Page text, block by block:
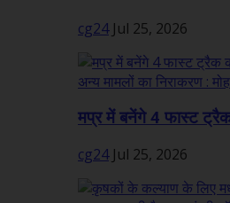
cg24 Jul 25, 2026
मप्र में बनेंगे 4 फास्ट ट्रैक
cg24 Jul 25, 2026